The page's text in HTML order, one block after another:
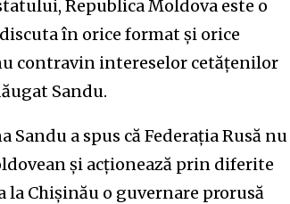
Republica Moldova este o
în orice format și orice
contravin intereselor cetățenilor
Sandu.
a spus că Federația Rusă nu
şi acţionează prin diferite
Chişinău o guvernare prorusă